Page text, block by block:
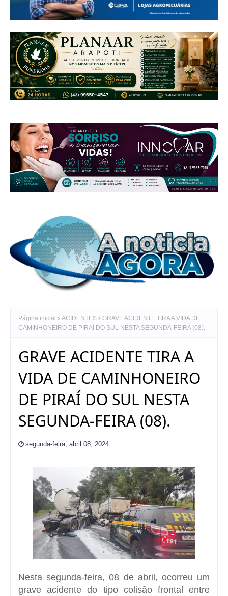
Página inicial ACIDENTES
GRAVE ACIDENTE TIRA A VIDA DE
CAMINHONEIRO DE PIRAÍ DO SUL NESTA SEGUNDA-FEIRA (08).
GRAVE ACIDENTE TIRA A
VIDA DE CAMINHONEIRO
DE PIRAÍ DO SUL NESTA
SEGUNDA-FEIRA (08).
segunda-feira, abril 08, 2024
Nesta segunda-feira, 08 de abril, ocorreu um
grave acidente do tipo colisão frontal entre